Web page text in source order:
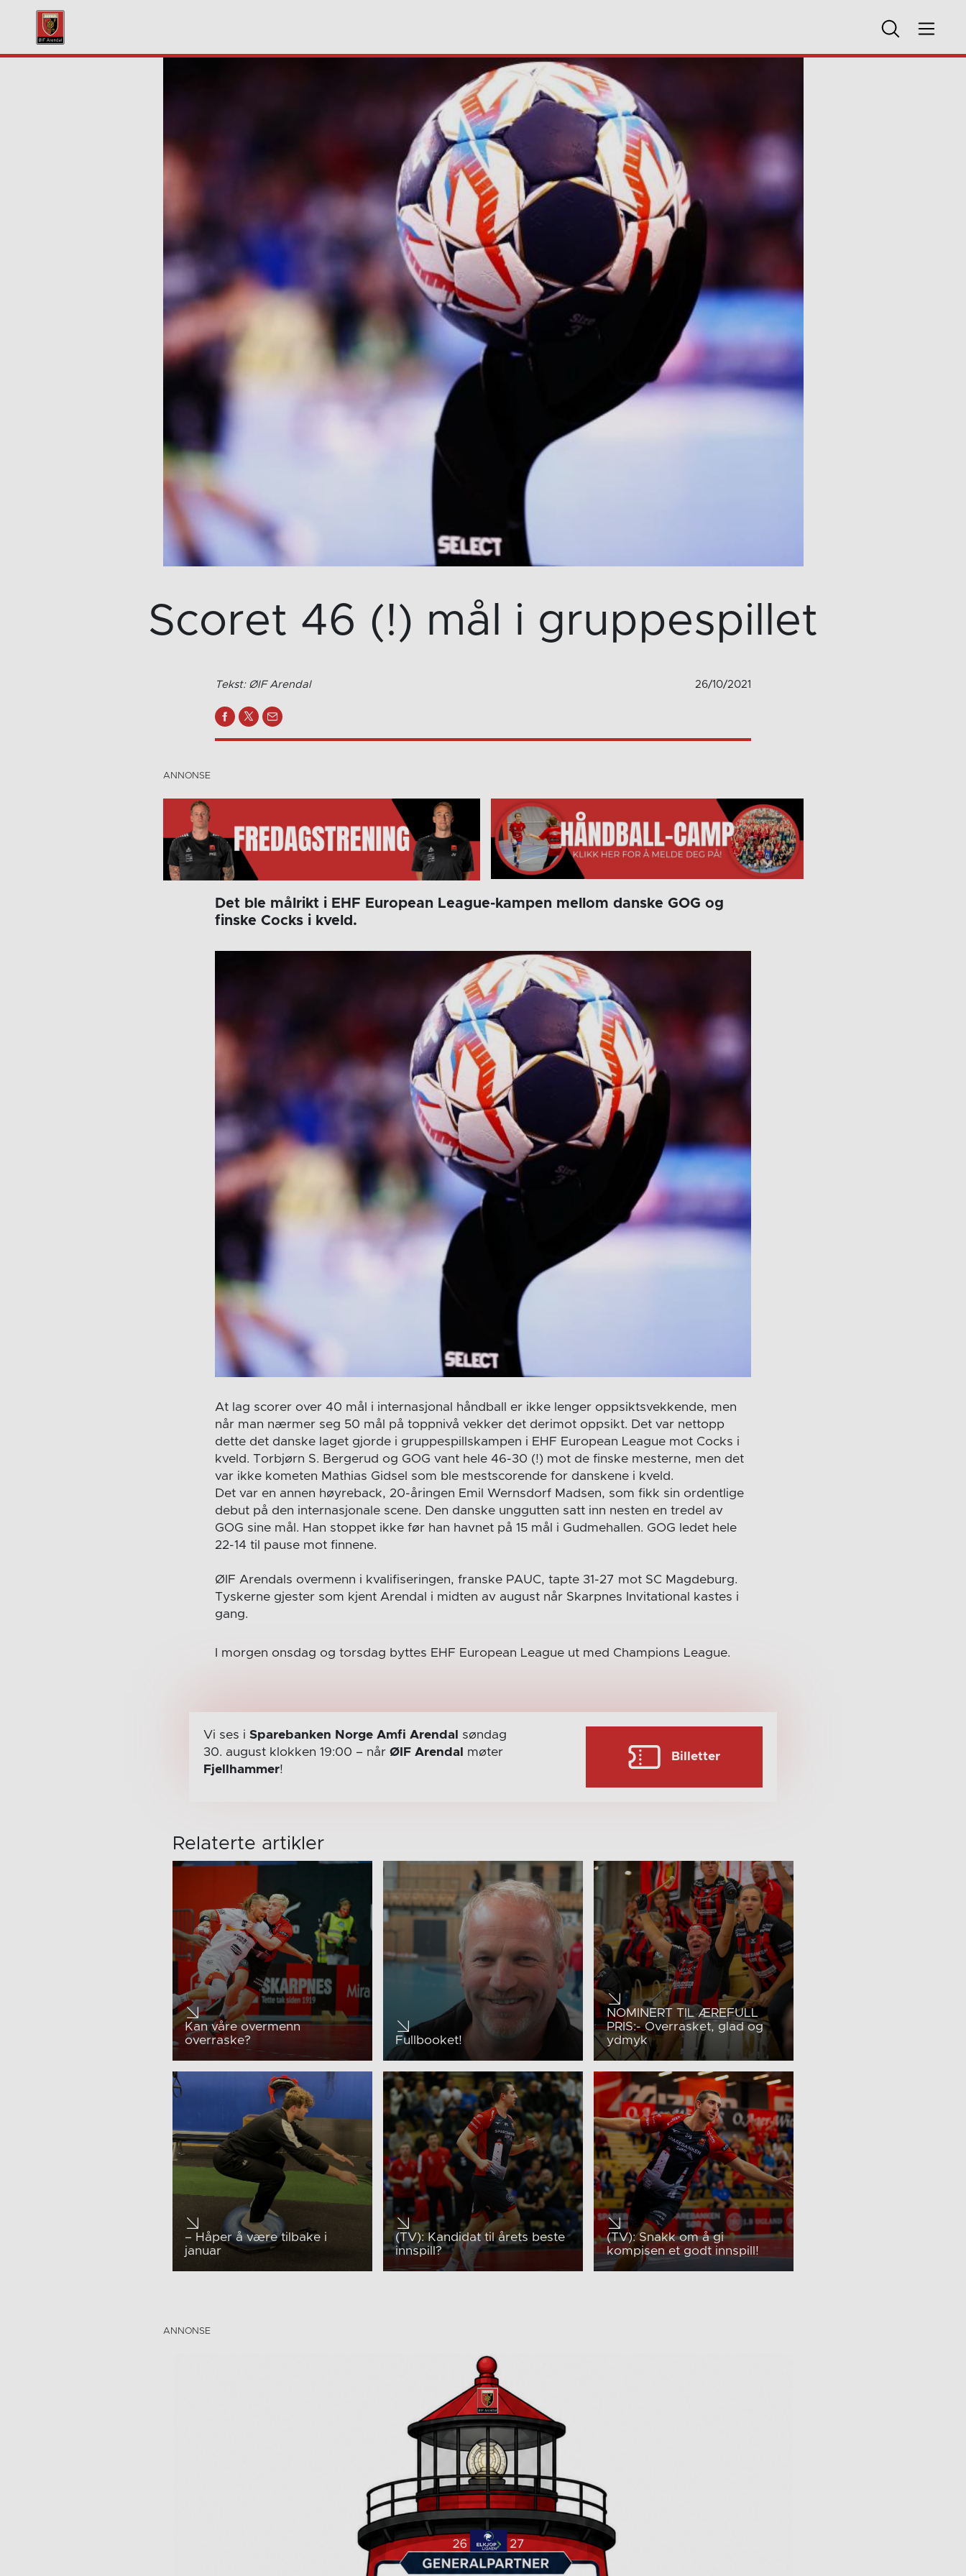
Scoret 46 (!) mål i gruppespillet
Tekst: ØIF Arendal 26/10/2021
Det ble målrikt i EHF European League-kampen mellom danske GOG og
finske Cocks i kveld.
At lag scorer over 40 mål i internasjonal håndball er ikke lenger oppsiktsvekkende, men
når man nærmer seg 50 mål på toppnivå vekker det derimot oppsikt. Det var nettopp
dette det danske laget gjorde i gruppespillskampen i EHF European League mot Cocks i
kveld. Torbjørn S. Bergerud og GOG vant hele 46-30 (!) mot de finske mesterne, men det
var ikke kometen Mathias Gidsel som ble mestscorende for danskene i kveld.
Det var en annen høyreback, 20-åringen Emil Wernsdorf Madsen, som fikk sin ordentlige
debut på den internasjonale scene. Den danske unggutten satt inn nesten en tredel av
GOG sine mål. Han stoppet ikke før han havnet på 15 mål i Gudmehallen. GOG ledet hele
22-14 til pause mot finnene.
ØIF Arendals overmenn i kvalifiseringen, franske PAUC, tapte 31-27 mot SC Magdeburg.
Tyskerne gjester som kjent Arendal i midten av august når Skarpnes Invitational kastes i
gang.
I morgen onsdag og torsdag byttes EHF European League ut med Champions League.
Vi ses i Sparebanken Norge Amfi Arendal
søndag
30. august klokken 19:00 – når ØIF Arendal
møter
Fjellhammer!
Billetter
Relaterte artikler
Kan våre overmenn
overraske?
Fullbooket!
NOMINERT TIL ÆREFULL
PRIS:- Overrasket, glad og
ydmyk
– Håper å være tilbake i
januar
(TV): Kandidat til årets beste
innspill?
(TV): Snakk om å gi
kompisen et godt innspill!